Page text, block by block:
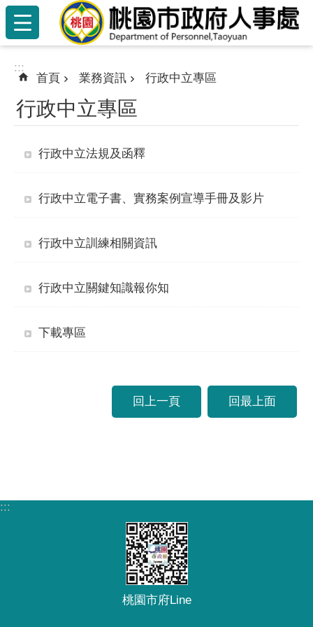
跳到主要內容區塊
:::
:::
首頁 業務資訊 行政中立專區
行政中立專區
行政中立法規及函釋
行政中立電子書、實務案例宣導手冊及影片
行政中立訓練相關資訊
行政中立關鍵知識報你知
下載專區
回上一頁 回最上面
:::
桃園市府Line